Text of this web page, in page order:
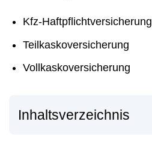
Kfz-Haftpflichtversicherung
Teilkaskoversicherung
Vollkaskoversicherung
Inhaltsverzeichnis